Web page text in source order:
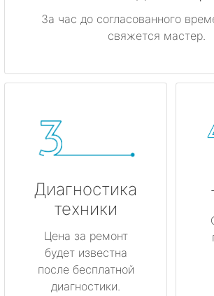
За час до согласованного
свяжется мастер.
Диагностика
техники
Цена за ремонт
будет известна
после бесплатной
диагностики.